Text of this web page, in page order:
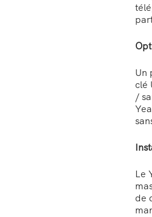
Un
clé
/
Le
de